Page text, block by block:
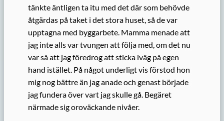
tänkte äntligen ta itu med det där som behövde
åtgärdas på taket i det stora huset, så de var
upptagna med byggarbete. Mamma menade att
jag inte alls var tvungen att följa med, om det nu
var så att jag föredrog att sticka iväg på egen
hand istället. På något underligt vis förstod hon
mig nog bättre än jag anade och genast började
jag fundera över vart jag skulle gå. Begäret
närmade sig oroväckande nivåer.